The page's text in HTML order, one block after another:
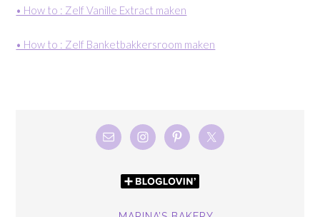
• How to : Zelf Vanille Extract maken
• How to : Zelf Banketbakkersroom maken